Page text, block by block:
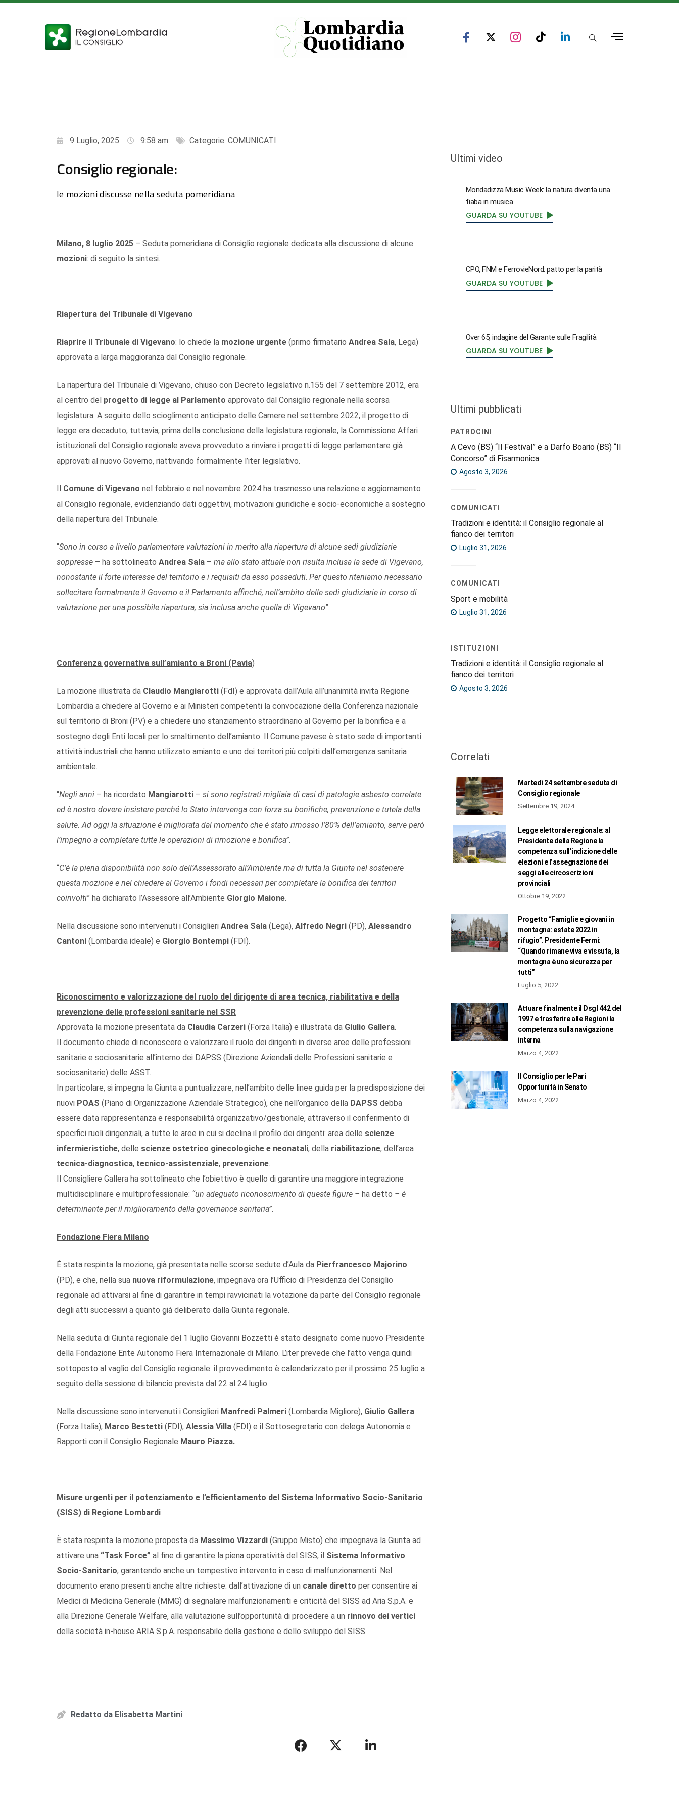
9 Luglio, 2025 9:58 am Categorie: COMUNICATI
Consiglio regionale:
le mozioni discusse nella seduta pomeridiana
Milano, 8 luglio 2025 – Seduta pomeridiana di Consiglio regionale dedicata alla discussione di alcune
mozioni: di seguito la sintesi.
Riapertura del Tribunale di Vigevano
Riaprire il Tribunale di Vigevano: lo chiede la mozione urgente (primo firmatario Andrea Sala, Lega)
approvata a larga maggioranza dal Consiglio regionale.
La riapertura del Tribunale di Vigevano, chiuso con Decreto legislativo n.155 del 7 settembre 2012, era
al centro del progetto di legge al Parlamento approvato dal Consiglio regionale nella scorsa
legislatura. A seguito dello scioglimento anticipato delle Camere nel settembre 2022, il progetto di
legge era decaduto; tuttavia, prima della conclusione della legislatura regionale, la Commissione Affari
istituzionali del Consiglio regionale aveva provveduto a rinviare i progetti di legge parlamentare già
approvati al nuovo Governo, riattivando formalmente l’iter legislativo.
Il Comune di Vigevano nel febbraio e nel novembre 2024 ha trasmesso una relazione e aggiornamento
al Consiglio regionale, evidenziando dati oggettivi, motivazioni giuridiche e socio-economiche a sostegno
della riapertura del Tribunale.
“Sono in corso a livello parlamentare valutazioni in merito alla riapertura di alcune sedi giudiziarie
soppresse – ha sottolineato Andrea Sala – ma allo stato attuale non risulta inclusa la sede di Vigevano,
nonostante il forte interesse del territorio e i requisiti da esso posseduti. Per questo riteniamo necessario
sollecitare formalmente il Governo e il Parlamento affinché, nell’ambito delle sedi giudiziarie in corso di
valutazione per una possibile riapertura, sia inclusa anche quella di Vigevano”.
Conferenza governativa sull’amianto a Broni (Pavia)
La mozione illustrata da Claudio Mangiarotti (FdI) e approvata dall’Aula all’unanimità invita Regione
Lombardia a chiedere al Governo e ai Ministeri competenti la convocazione della Conferenza nazionale
sul territorio di Broni (PV) e a chiedere uno stanziamento straordinario al Governo per la bonifica e a
sostegno degli Enti locali per lo smaltimento dell’amianto. Il Comune pavese è stato sede di importanti
attività industriali che hanno utilizzato amianto e uno dei territori più colpiti dall’emergenza sanitaria
ambientale.
“Negli anni – ha ricordato Mangiarotti – si sono registrati migliaia di casi di patologie asbesto correlate
ed è nostro dovere insistere perché lo Stato intervenga con forza su bonifiche, prevenzione e tutela della
salute. Ad oggi la situazione è migliorata dal momento che è stato rimosso l’80% dell’amianto, serve però
l’impegno a completare tutte le operazioni di rimozione e bonifica”.
“C’è la piena disponibilità non solo dell’Assessorato all’Ambiente ma di tutta la Giunta nel sostenere
questa mozione e nel chiedere al Governo i fondi necessari per completare la bonifica dei territori
coinvolti” ha dichiarato l’Assessore all’Ambiente Giorgio Maione.
Nella discussione sono intervenuti i Consiglieri Andrea Sala (Lega), Alfredo Negri (PD), Alessandro
Cantoni (Lombardia ideale) e Giorgio Bontempi (FDI).
Riconoscimento e valorizzazione del ruolo del dirigente di area tecnica, riabilitativa e della
prevenzione delle professioni sanitarie nel SSR
Approvata la mozione presentata da Claudia Carzeri (Forza Italia) e illustrata da Giulio Gallera.
Il documento chiede di riconoscere e valorizzare il ruolo dei dirigenti in diverse aree delle professioni
sanitarie e sociosanitarie all’interno dei DAPSS (Direzione Aziendali delle Professioni sanitarie e
sociosanitarie) delle ASST.
In particolare, si impegna la Giunta a puntualizzare, nell’ambito delle linee guida per la predisposizione dei
nuovi POAS (Piano di Organizzazione Aziendale Strategico), che nell’organico della DAPSS debba
essere data rappresentanza e responsabilità organizzativo/gestionale, attraverso il conferimento di
specifici ruoli dirigenziali, a tutte le aree in cui si declina il profilo dei dirigenti: area delle scienze
infermieristiche, delle scienze ostetrico ginecologiche e neonatali, della riabilitazione, dell’area
tecnica-diagnostica, tecnico-assistenziale, prevenzione.
Il Consigliere Gallera ha sottolineato che l’obiettivo è quello di garantire una maggiore integrazione
multidisciplinare e multiprofessionale: “un adeguato riconoscimento di queste figure – ha detto – è
determinante per il miglioramento della governance sanitaria”.
Fondazione Fiera Milano
È stata respinta la mozione, già presentata nelle scorse sedute d’Aula da Pierfrancesco Majorino
(PD), e che, nella sua nuova riformulazione, impegnava ora l’Ufficio di Presidenza del Consiglio
regionale ad attivarsi al fine di garantire in tempi ravvicinati la votazione da parte del Consiglio regionale
degli atti successivi a quanto già deliberato dalla Giunta regionale.
Nella seduta di Giunta regionale del 1 luglio Giovanni Bozzetti è stato designato come nuovo Presidente
della Fondazione Ente Autonomo Fiera Internazionale di Milano. L’iter prevede che l’atto venga quindi
sottoposto al vaglio del Consiglio regionale: il provvedimento è calendarizzato per il prossimo 25 luglio a
seguito della sessione di bilancio prevista dal 22 al 24 luglio.
Nella discussione sono intervenuti i Consiglieri Manfredi Palmeri (Lombardia Migliore), Giulio Gallera
(Forza Italia), Marco Bestetti (FDI), Alessia Villa (FDI) e il Sottosegretario con delega Autonomia e
Rapporti con il Consiglio Regionale Mauro Piazza.
Misure urgenti per il potenziamento e l’efficientamento del Sistema Informativo Socio-Sanitario
(SISS) di Regione Lombardi
È stata respinta la mozione proposta da Massimo Vizzardi (Gruppo Misto) che impegnava la Giunta ad
attivare una “Task Force” al fine di garantire la piena operatività del SISS, il Sistema Informativo
Socio-Sanitario, garantendo anche un tempestivo intervento in caso di malfunzionamenti. Nel
documento erano presenti anche altre richieste: dall’attivazione di un canale diretto per consentire ai
Medici di Medicina Generale (MMG) di segnalare malfunzionamenti e criticità del SISS ad Aria S.p.A. e
alla Direzione Generale Welfare, alla valutazione sull’opportunità di procedere a un rinnovo dei vertici
della società in-house ARIA S.p.A. responsabile della gestione e dello sviluppo del SISS.
Redatto da Elisabetta Martini
Ultimi video
Mondadizza Music Week: la natura diventa una
fiaba in musica
GUARDA SU YOUTUBE
CPO, FNM e FerrovieNord: patto per la parità
GUARDA SU YOUTUBE
Over 65, indagine del Garante sulle Fragilità
GUARDA SU YOUTUBE
Ultimi pubblicati
PATROCINI
A Cevo (BS) “Il Festival” e a Darfo Boario (BS) “Il
Concorso” di Fisarmonica
Agosto 3, 2026
COMUNICATI
Tradizioni e identità: il Consiglio regionale al
fianco dei territori
Luglio 31, 2026
COMUNICATI
Sport e mobilità
Luglio 31, 2026
ISTITUZIONI
Tradizioni e identità: il Consiglio regionale al
fianco dei territori
Agosto 3, 2026
Correlati
Martedì 24 settembre seduta di
Consiglio regionale
Settembre 19, 2024
Legge elettorale regionale: al
Presidente della Regione la
competenza sull’indizione delle
elezioni e l’assegnazione dei
seggi alle circoscrizioni
provinciali
Ottobre 19, 2022
Progetto “Famiglie e giovani in
montagna: estate 2022 in
rifugio”. Presidente Fermi:
“Quando rimane viva e vissuta, la
montagna è una sicurezza per
tutti”
Luglio 5, 2022
Attuare finalmente il Dsgl 442 del
1997 e trasferire alle Regioni la
competenza sulla navigazione
interna
Marzo 4, 2022
Il Consiglio per le Pari
Opportunità in Senato
Marzo 4, 2022